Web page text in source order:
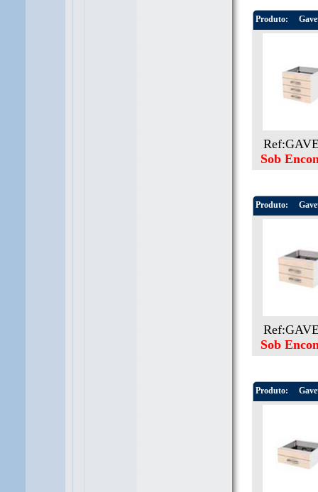
Produto:
Sob
Produto:
Sob
Produto: